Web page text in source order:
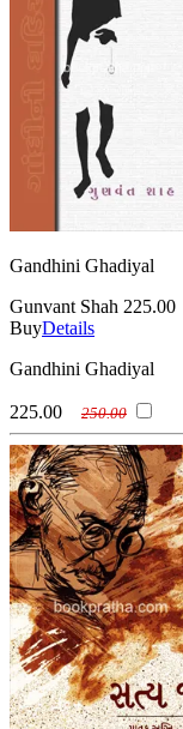
Gandhini Ghadiyal
Gunvant Shah 225.00
BuyDetails
Gandhini Ghadiyal
225.00 250.00